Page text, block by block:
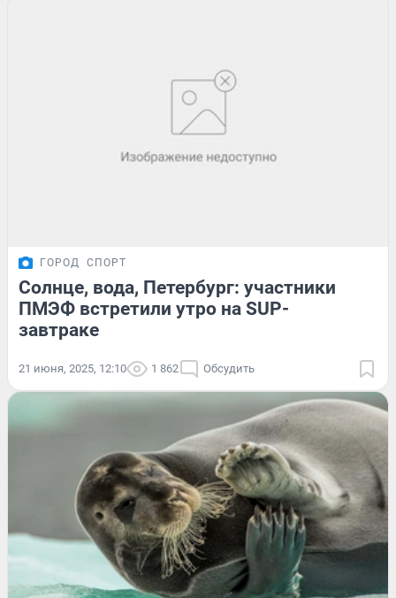
ГОРОД СПОРТ
Солнце, вода, Петербург: участники
ПМЭФ встретили утро на SUP-
завтраке
21 июня, 2025, 12:10 1 862 Обсудить